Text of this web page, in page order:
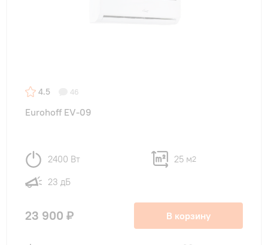
4.5 46
Eurohoff EV-09
2400 Вт 25 м2
23 дБ
23 900 ₽ В корзину